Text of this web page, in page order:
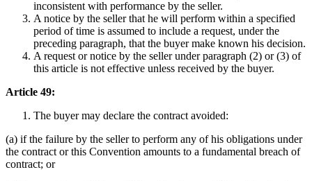
inconsistent with performance by the seller.
A notice by the seller that he will perform within a specified
period of time is assumed to include a request, under the
preceding paragraph, that the buyer make known his decision.
A request or notice by the seller under paragraph (2) or (3) of
this article is not effective unless received by the buyer.
Article 49:
The buyer may declare the contract avoided:
(a) if the failure by the seller to perform any of his obligations under
the contract or this Convention amounts to a fundamental breach of
contract; or